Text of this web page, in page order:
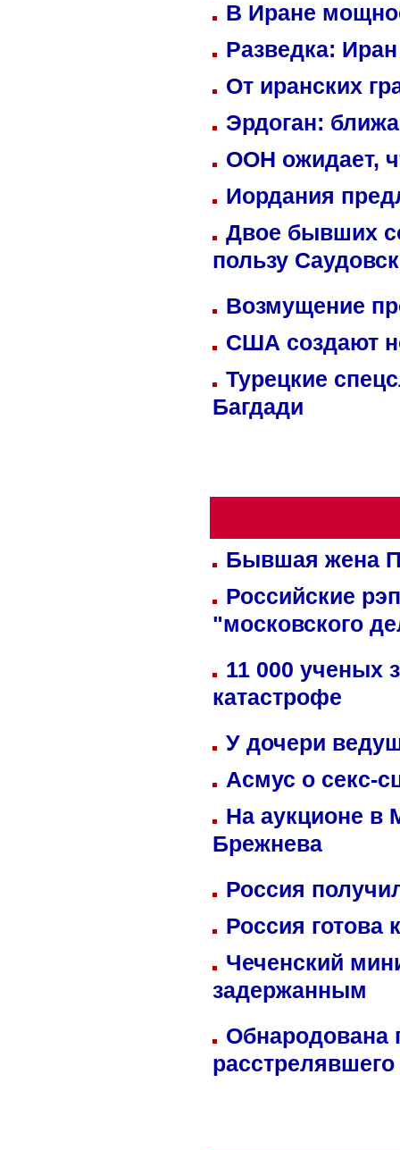
В Иране
Разведка:
От иранских
Эрдоган:
ООН ожидает,
Иордания
Двое бывших
пользу
Возмущение
США создают
Турецкие
Багдади
Бывшая жена
Российские
"московского
11 000 ученых
катастрофе
У дочери
Асмус о секс-
На аукционе в
Брежнева
Россия
Россия готова
Чеченский
задержанным
Обнародована